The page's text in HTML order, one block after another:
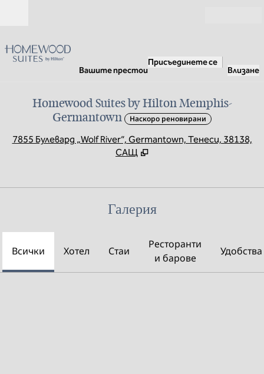
Вашите престои
Присъединете се
Влизане
Homewood Suites by Hilton Memphis-
Germantown
Наскоро реновирани
7855 Булевард „Wolf River“, Germantown, Тенеси, 38138,
САЩ
Галерия
Всички Хотел Стаи
Ресторанти
и барове
Удобства